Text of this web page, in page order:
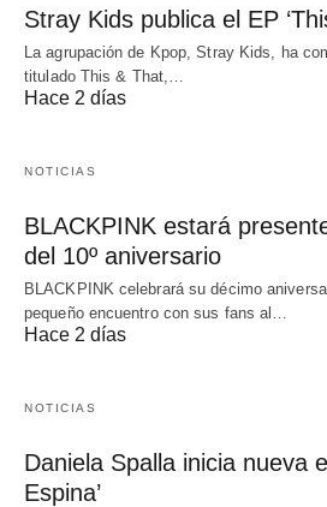
Stray Kids publica el EP
La agrupación de Kpop, Stray Kids, ha
titulado This & That,…
Hace 2 días
NOTICIAS
BLACKPINK estará
del 10º aniversario
BLACKPINK celebrará su décimo
pequeño encuentro con sus fans al…
Hace 2 días
NOTICIAS
Daniela Spalla inicia nueva
Espina’